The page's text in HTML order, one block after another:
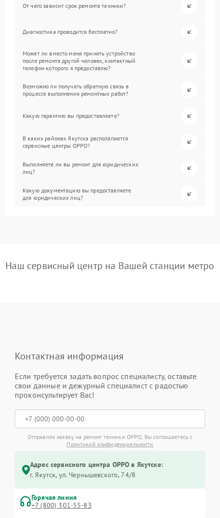
От чего зависит срок ремонта техники?
Диагностика проводится бесплатно?
Может ли вместо меня принять устройство
после ремонта другой человек, контактный
телефон которого я предоставлю?
Возможно ли получать обратную связь в
процессе выполнения ремонтных работ?
Какую гарантию вы предоставляете?
В каких районах Якутска располагаются
сервисные центры OPPO?
Выполняете ли вы ремонт для юридических
лиц?
Какую документацию вы предоставляете
для юридических лиц?
Наш сервисный центр на Вашей станции метро
Контактная информация
Если требуется задать вопрос специалисту, оставьте
свои данные и дежурный специалист с радостью
проконсультирует Вас!
Отправляя заявку на ремонт техники OPPO, Вы соглашаетесь с
Политикой конфиденциальности
Адрес сервисного центра OPPO в Якутске:
г. Якутск, ул. Чернышевского, 74/8
Горячая линия
+7 (800) 301-55-83